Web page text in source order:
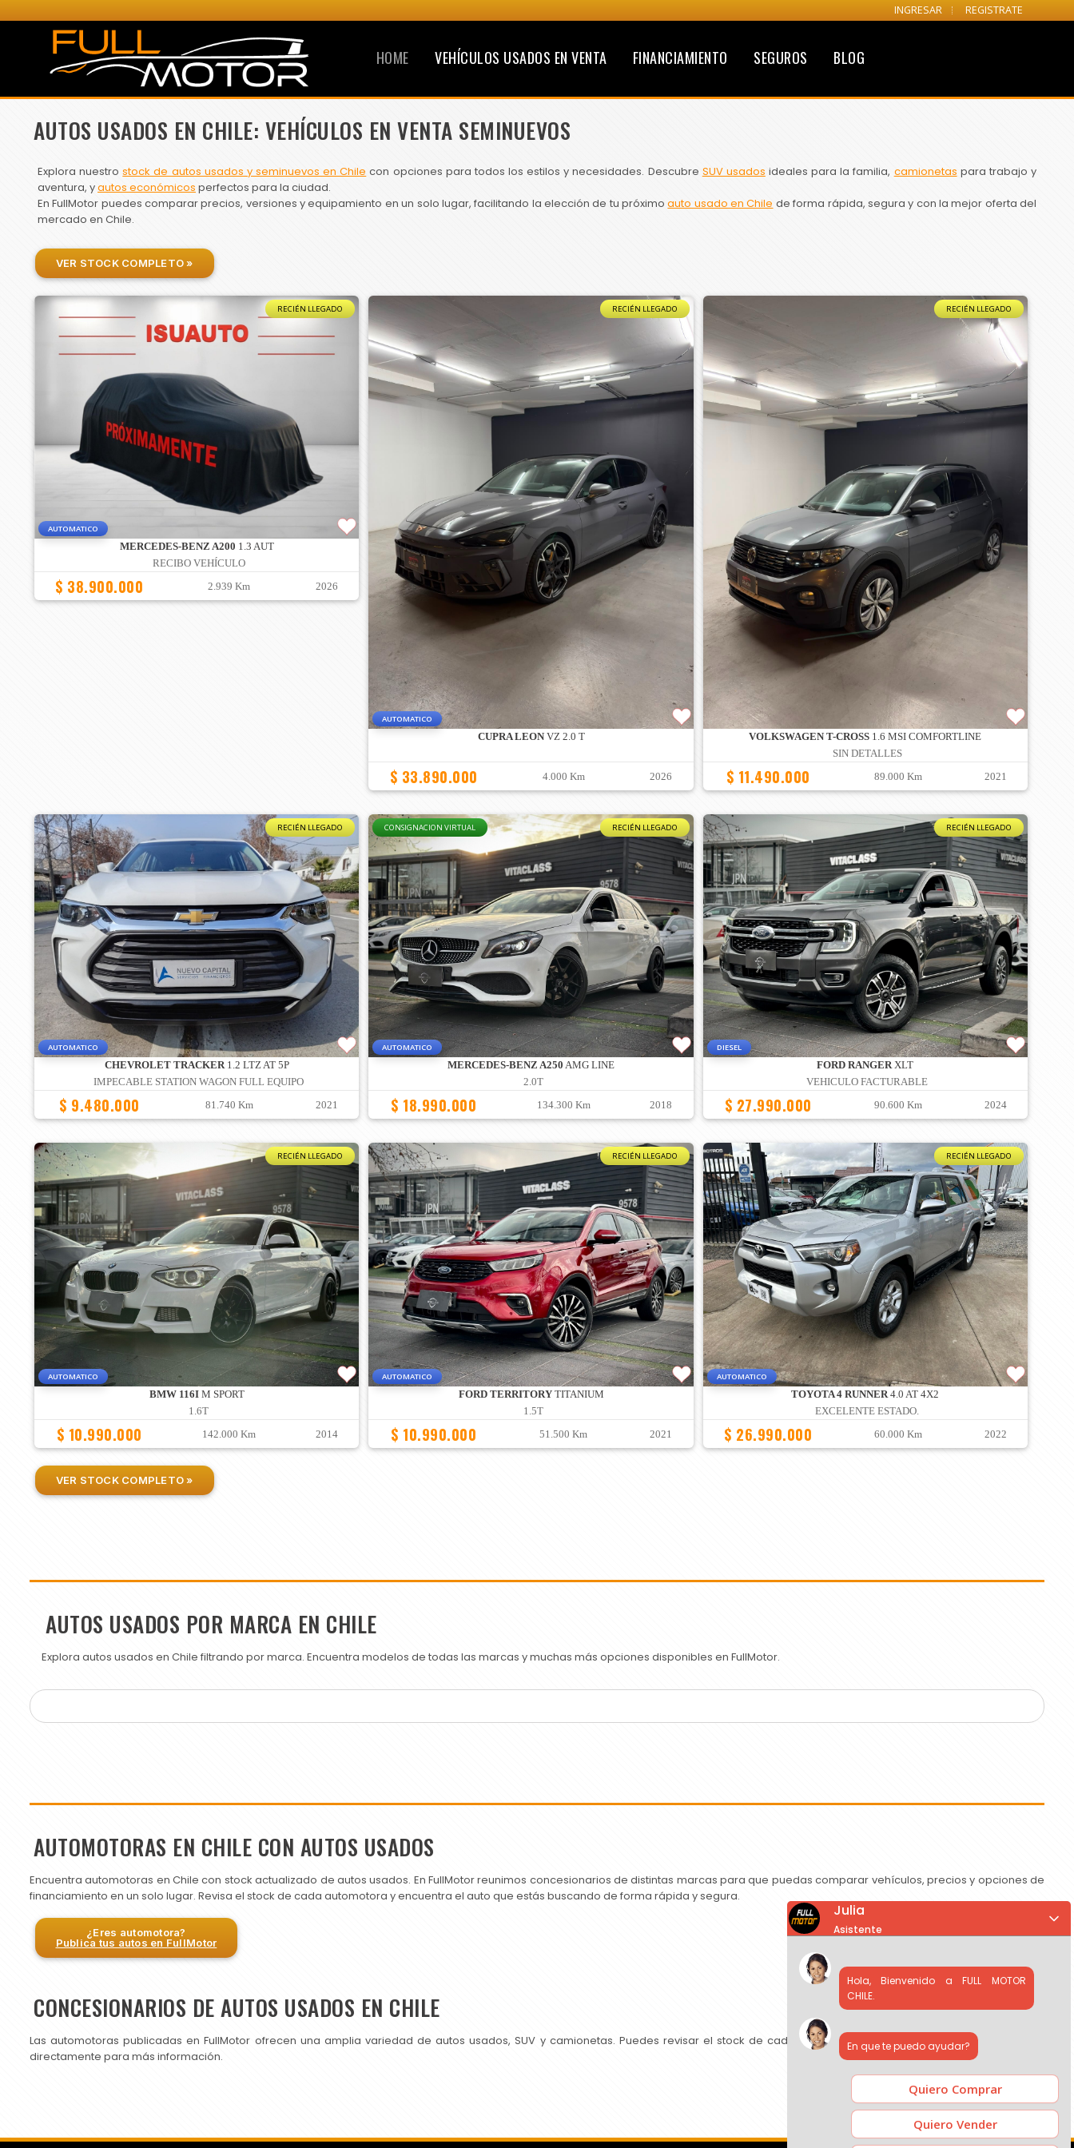
INGRESAR REGISTRATE
HOME VEHÍCULOS USADOS EN VENTA FINANCIAMIENTO SEGUROS BLOG
AUTOS USADOS EN CHILE: VEHÍCULOS EN VENTA SEMINUEVOS
Explora nuestrostock de autos usados y seminuevos en Chile con opciones para todos los estilos y necesidades. Descubre SUV usados ideales para la familia, camionetas para trabajo y
aventura, yautos económicos perfectos para la ciudad.
En FullMotor puedes comparar precios, versiones y equipamiento en un solo lugar, facilitando la elección de tu próximoauto usado en Chile de forma rápida, segura y con la mejor oferta del
mercado en Chile.
VER STOCK COMPLETO »
RECIÉN LLEGADO
AUTOMATICO
MERCEDES-BENZ A200 1.3 AUT
RECIBO VEHÍCULO
$ 38.900.000 2.939 Km 2026
RECIÉN LLEGADO
AUTOMATICO
CUPRA LEONVZ 2.0 T
$ 33.890.000 4.000 Km 2026
RECIÉN LLEGADO
VOLKSWAGEN T-CROSS 1.6 MSI COMFORTLINE
SIN DETALLES
$ 11.490.000 89.000 Km 2021
RECIÉN LLEGADO
AUTOMATICO
CHEVROLET TRACKER1.2 LTZ AT 5P
IMPECABLE STATION WAGON FULL EQUIPO
$ 9.480.000 81.740 Km 2021
CONSIGNACION VIRTUAL RECIÉN LLEGADO
AUTOMATICO
MERCEDES-BENZ A250 AMG LINE
2.0T
$ 18.990.000 134.300 Km 2018
RECIÉN LLEGADO
DIESEL
FORD RANGERXLT
VEHICULO FACTURABLE
$ 27.990.000 90.600 Km 2024
RECIÉN LLEGADO
AUTOMATICO
BMW 116IM SPORT
1.6T
$ 10.990.000 142.000 Km 2014
RECIÉN LLEGADO
AUTOMATICO
FORD TERRITORYTITANIUM
1.5T
$ 10.990.000 51.500 Km 2021
RECIÉN LLEGADO
AUTOMATICO
TOYOTA 4 RUNNER4.0 AT 4X2
EXCELENTE ESTADO.
$ 26.990.000 60.000 Km 2022
VER STOCK COMPLETO »
AUTOS USADOS POR MARCA EN CHILE
Explora autos usados en Chile filtrando por marca. Encuentra modelos de todas las marcas y muchas más opciones disponibles en FullMotor.
AUTOMOTORAS EN CHILE CON AUTOS USADOS
Encuentra automotoras en Chile con stock actualizado de autos usados. En FullMotor reunimos concesionarios de distintas marcas para que puedas comparar vehículos, precios y opciones de
financiamiento en un solo lugar. Revisa el stock de cada automotora y encuentra el auto que estás buscando de forma rápida y segura.
¿Eres automotora?
Publica tus autos en FullMotor
CONCESIONARIOS DE AUTOS USADOS EN CHILE
Las automotoras publicadas en FullMotor ofrecen una amplia variedad de autos usados, SUV y camionetas. Puedes revisar el stock de cada concesionario, comparar precios y contactar
directamente para más información.
Julia
Asistente
Hola, Bienvenido a FULL MOTOR
CHILE.
En que te puedo ayudar?
Quiero Comprar
Quiero Vender